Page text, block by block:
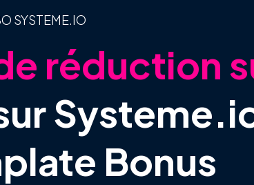
SYSTEME.IO
réduction
Bonus